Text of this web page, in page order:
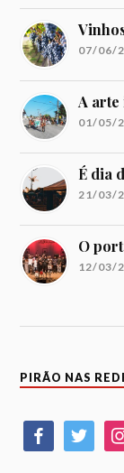
07/06/
A arte
01/05/
É dia
21/03/
O
12/03/
PIRÃO NAS